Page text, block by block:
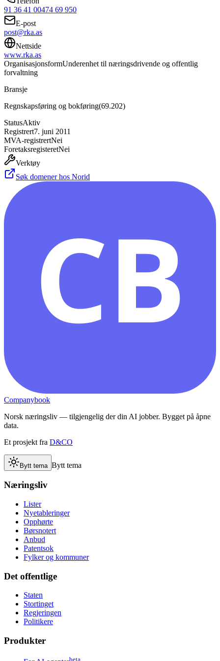
91 36 41 00474 69 950
E-post
post@rka.as
Nettside
www.rka.as
OrganisasjonsformUnderenhet til næringsdrivende og offentlig
forvaltning
Bransje
Regnskapsføring og bokføring(69.202)
StatusAktiv
Registrert7. juni 2011
MVA-registrertNei
ForetaksregisteretNei
Verktøy
Søk domener hos Norid
CB
Companybook
Norsk næringsliv — tilgjengelig der din AI jobber. Bygget på åpne
data.
Et prosjekt fra D&CO
Bytt tema Bytt tema
Næringsliv
Lister
Nyetableringer
Opphørte
Børsnotert
Anbud
Patentsok
Fylker og kommuner
Det offentlige
Staten
Stortinget
Regjeringen
Politikere
Produkter
beta